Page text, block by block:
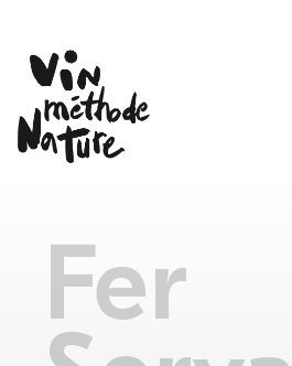
Fer